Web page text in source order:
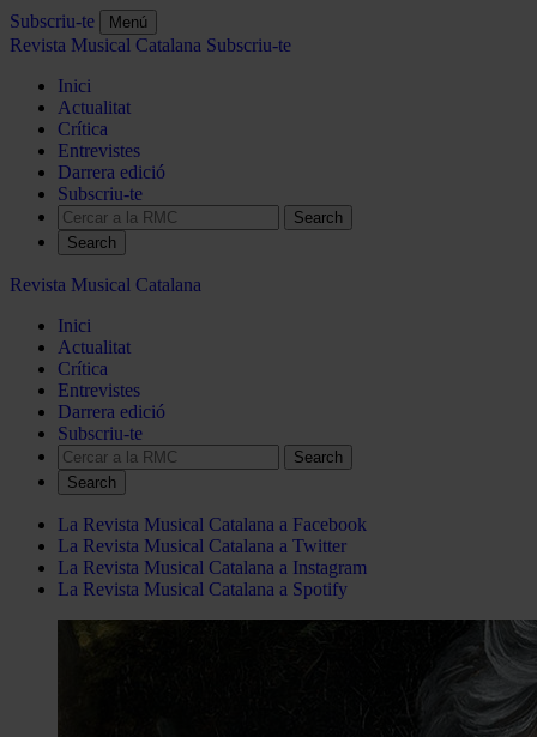
Subscriu-te Menú
Revista Musical Catalana Subscriu-te
Inici
Actualitat
Crítica
Entrevistes
Darrera edició
Subscriu-te
Search
Revista Musical Catalana
Inici
Actualitat
Crítica
Entrevistes
Darrera edició
Subscriu-te
Search
La Revista Musical Catalana a Facebook
La Revista Musical Catalana a Twitter
La Revista Musical Catalana a Instagram
La Revista Musical Catalana a Spotify